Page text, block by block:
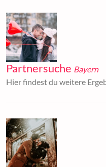
Partnersuche Bayern
Hier findest du weitere